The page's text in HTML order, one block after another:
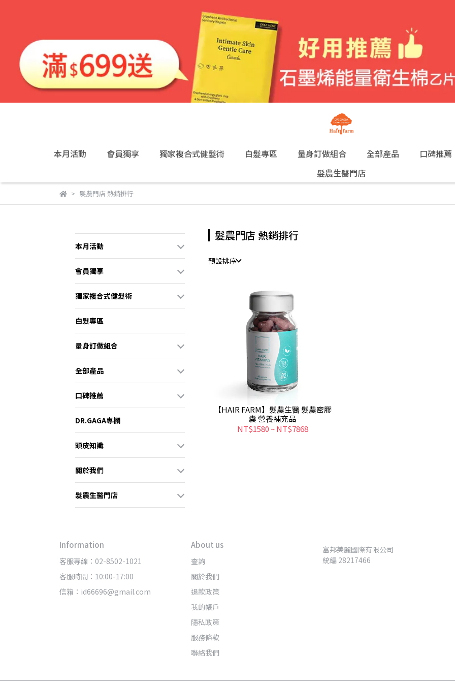
本月活動 會員獨享 獨家複合式健髮術 白髮專區 量身訂做組合 全部產品 口碑推薦
髮農生醫門店
髮農門店 熱銷排行
本月活動
會員獨享
獨家複合式健髮術
白髮專區
量身訂做組合
全部產品
口碑推薦
DR.GAGA專欄
頭皮知識
關於我們
髮農生醫門店
髮農門店 熱銷排行
預設排序
【HAIR FARM】髮農生醫 髮農密膠
囊 營養補充品
NT$1580 ~NT$7868
Information
客服專線：02-8502-1021
客服時間：10:00-17:00
信箱：id66696@gmail.com
About us
查詢
關於我們
退款政策
我的帳戶
隱私政策
服務條款
聯絡我們
富邦美麗國際有限公司
統編 28217466